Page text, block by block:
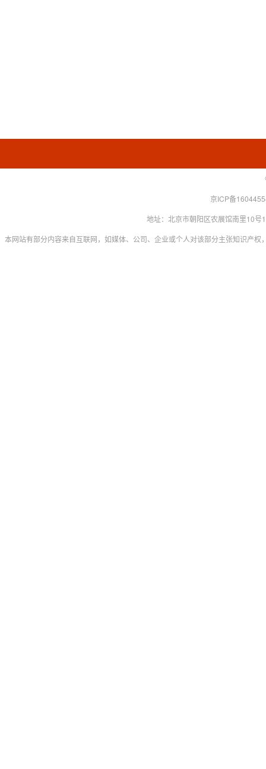
京ICP备
地址：北京市朝阳区农展馆南里10
本网站有部分内容来自互联网，如媒体、公司、企业或个人对该部分主张知识产